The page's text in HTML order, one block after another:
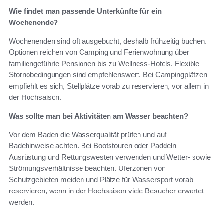
Wie findet man passende Unterkünfte für ein
Wochenende?
Wochenenden sind oft ausgebucht, deshalb frühzeitig buchen.
Optionen reichen von Camping und Ferienwohnung über
familiengeführte Pensionen bis zu Wellness‑Hotels. Flexible
Stornobedingungen sind empfehlenswert. Bei Campingplätzen
empfiehlt es sich, Stellplätze vorab zu reservieren, vor allem in
der Hochsaison.
Was sollte man bei Aktivitäten am Wasser beachten?
Vor dem Baden die Wasserqualität prüfen und auf
Badehinweise achten. Bei Bootstouren oder Paddeln
Ausrüstung und Rettungswesten verwenden und Wetter- sowie
Strömungsverhältnisse beachten. Uferzonen von
Schutzgebieten meiden und Plätze für Wassersport vorab
reservieren, wenn in der Hochsaison viele Besucher erwartet
werden.